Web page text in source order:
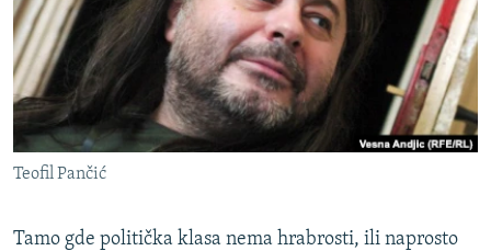
ISPRIČAJ MI
DNEVNO@RSE
SPECIJALI RSE
VIŠE OD NASLOVA
GENOCID U SREBRENICI
PRATITE NAS
Teofil Pančić
Tamo gde politička klasa nema hrabrosti, ili naprosto